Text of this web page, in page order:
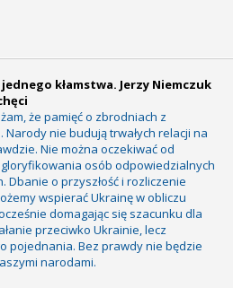
kłamstwa. Jerzy Niemczuk
że pamięć o zbrodniach z
Narody nie budują trwałych relacji na
Nie można oczekiwać od
osób odpowiedzialnych
Dbanie o przyszłość i rozliczenie
wspierać Ukrainę w obliczu
domagając się szacunku dla
przeciwko Ukrainie, lecz
pojednania. Bez prawdy nie będzie
narodami.